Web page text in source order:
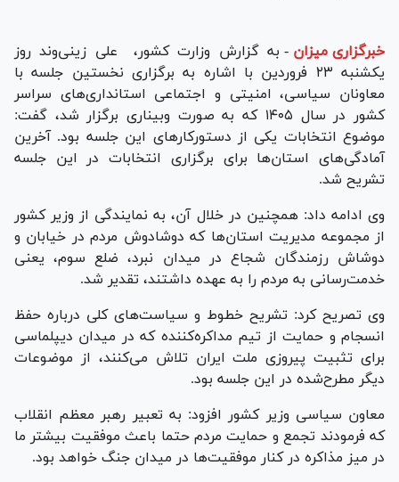
خبرگزاری میزان - به گزارش وزارت کشور، علی زینی‌وند روز
یکشنبه ۲۳ فروردین با اشاره به برگزاری نخستین جلسه با
معاونان سیاسی، امنیتی و اجتماعی استانداری‌های سراسر
کشور در سال ۱۴۰۵ که به صورت وبیناری برگزار شد، گفت:
موضوع انتخابات یکی از دستورکار‌های این جلسه بود. آخرین
آمادگی‌های استان‌ها برای برگزاری انتخابات در این جلسه
تشریح شد.
وی ادامه داد: همچنین در خلال آن، به نمایندگی از وزیر کشور
از مجموعه مدیریت استان‌ها که دوشادوش مردم در خیابان و
دوشاش رزمندگان شجاع در میدان نبرد، ضلع سوم، یعنی
خدمت‌رسانی به مردم را به عهده داشتند، تقدیر شد.
وی تصریح کرد: تشریح خطوط و سیاست‌های کلی درباره حفظ
انسجام و حمایت از تیم مداکره‌کننده که در میدان دیپلماسی
برای تثبیت پیروزی ملت ایران تلاش می‌کنند، از موضوعات
دیگر مطرح‌شده در این جلسه بود.
معاون سیاسی وزیر کشور افزود: به تعبیر رهبر معظم انقلاب
که فرمودند تجمع و حمایت مردم حتما باعث موفقیت بیشتر ما
در میز مذاکره در کنار موفقیت‌ها در میدان جنگ خواهد بود.